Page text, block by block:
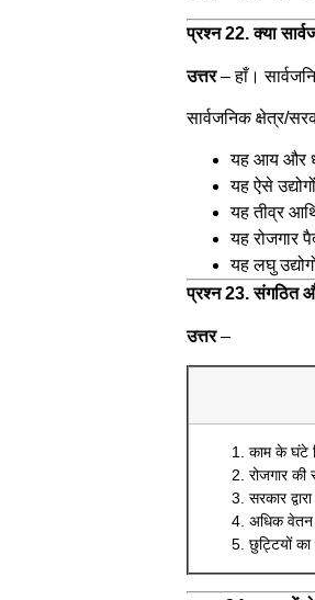
प्रश्न 22. क्या
उत्तर–हाँ।
सार्वजनिक क्षेत्र/
यह आय और
यह ऐसे
यह तीव्र
यह रोजगार
यह लघु
प्रश्न 23. संगठित
उत्तर–
काम के घंटे
रोजगार की
सरकार
अधिक वेतन
छुट्टियों का